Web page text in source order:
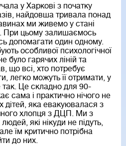
у Харкові з початку
найдовша тривала понад
ми живемо у стані
При цьому залишаємось
допомагати один одному.
особливої психологічної
було гарячих ліній та
що всі, хто потребує
легко можуть її отримати, у
так. Це складно для 90-
сама і практично нічого не
дітей, яка евакуювалася з
хлопця з ДЦП. Ми з
які нікуди не підуть,
їм критично потрібна
до них.